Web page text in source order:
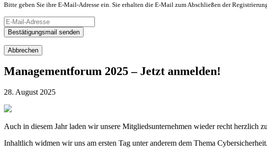
Bitte geben Sie ihre E-Mail-Adresse ein. Sie erhalten die E-Mail zum Abschließen der
Bestätigungsmail senden
Abbrechen
Managementforum 2025 – Jetzt anmelden!
28. August 2025
Auch in diesem Jahr laden wir unsere Mitgliedsunternehmen wieder recht herzlich
Inhaltlich widmen wir uns am ersten Tag unter anderem dem Thema